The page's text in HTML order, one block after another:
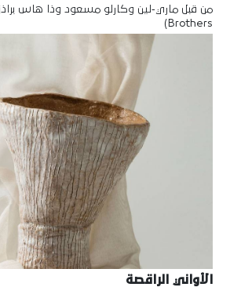
Brothers)
الأواني الراقصة